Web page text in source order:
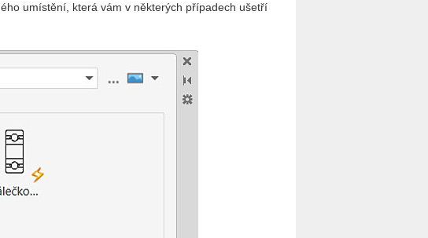
umístění, která vám v některých případech ušetří